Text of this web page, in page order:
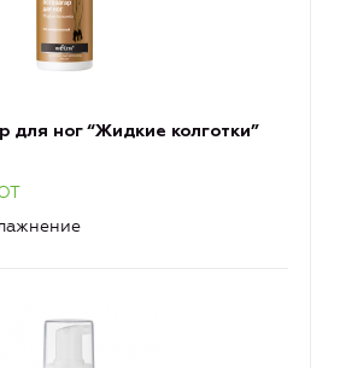
для ног “Жидкие колготки”